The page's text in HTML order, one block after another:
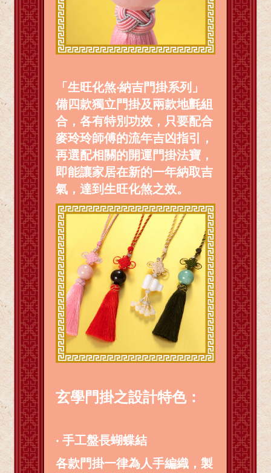
「生旺化煞‧納吉門掛系列」
備四款獨立門掛及兩款地氈組
合，各有特別功效，只要配合
麥玲玲師傅的流年吉凶指引，
再選配相關的開運門掛法寶，
即能讓家居在新的一年納取吉
氣，達到生旺化煞之效。
玄學門掛之設計特色：
‧ 手工盤長蝴蝶結
各款門掛一律為人手編織，製